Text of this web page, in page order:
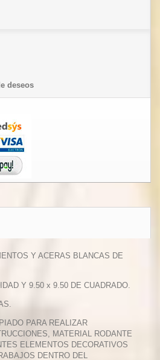
deseos
Y ACERAS BLANCAS DE
Y 9.50 x 9.50 DE CUADRADO.
PARA REALIZAR
MATERIAL RODANTE
ELEMENTOS DECORATIVOS
DENTRO DEL